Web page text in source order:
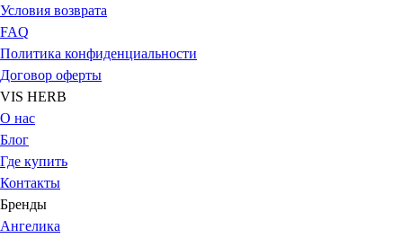
Условия возврата
FAQ
Политика конфиденциальности
Договор оферты
VIS HERB
О нас
Блог
Где купить
Контакты
Бренды
Ангелика